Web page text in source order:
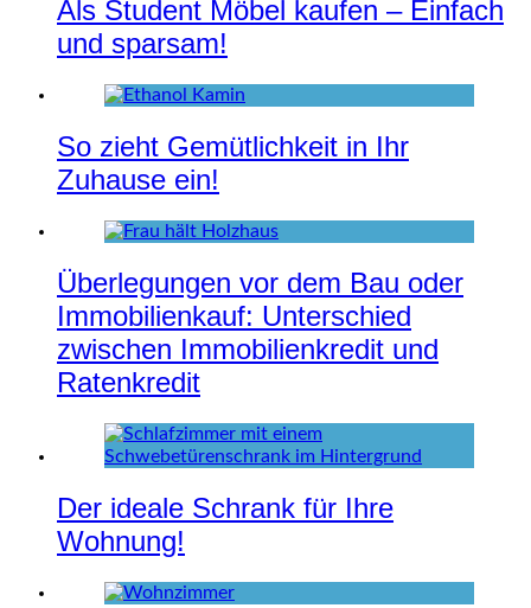
Als Student Möbel kaufen – Einfach
und sparsam!
So zieht Gemütlichkeit in Ihr
Zuhause ein!
Überlegungen vor dem Bau oder
Immobilienkauf: Unterschied
zwischen Immobilienkredit und
Ratenkredit
Der ideale Schrank für Ihre
Wohnung!